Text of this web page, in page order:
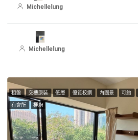
Michellelung
Michellelung
租盤 交樓原裝 低層 優質校網 內園景 可約
有會所 梗廚